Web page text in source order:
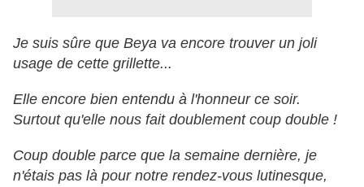
Je suis sûre que Beya va encore trouver un joli
usage de cette grillette...
Elle encore bien entendu à l'honneur ce soir.
Surtout qu'elle nous fait doublement coup double !
Coup double parce que la semaine dernière, je
n'étais pas là pour notre rendez-vous lutinesque,